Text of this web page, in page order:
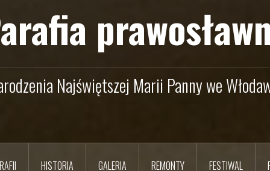
Najświętszej Marii Panny we
HISTORIA GALERIA REMONTY FESTIWAL